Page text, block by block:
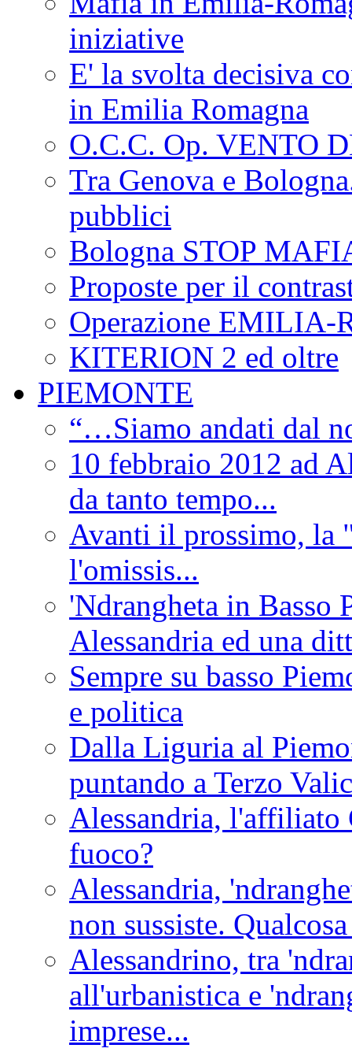
iniziative
E' la svolta decisiva
in Emilia Romagna
O.C.C. Op. VENTO
Tra Genova e
pubblici
Bologna STOP
Proposte per il
Operazione EMILIA-
KITERION 2 ed oltre
PIEMONTE
“…Siamo andati dal
10 febbraio 2012 ad
da tanto tempo...
Avanti il prossimo, la
l'omissis...
'Ndrangheta in Basso
Alessandria ed una
Sempre su basso
e politica
Dalla Liguria al
puntando a Terzo
Alessandria, l'affiliato
fuoco?
Alessandria,
non sussiste.
Alessandrino, tra
all'urbanistica e
imprese...